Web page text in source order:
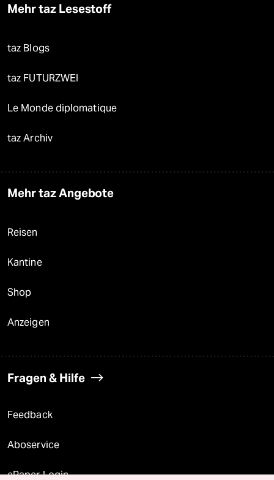
Mehr taz Lesestoff
taz Blogs
taz FUTURZWEI
Le Monde diplomatique
taz Archiv
Mehr taz Angebote
Reisen
Kantine
Shop
Anzeigen
Fragen & Hilfe
Feedback
Aboservice
ePaper Login